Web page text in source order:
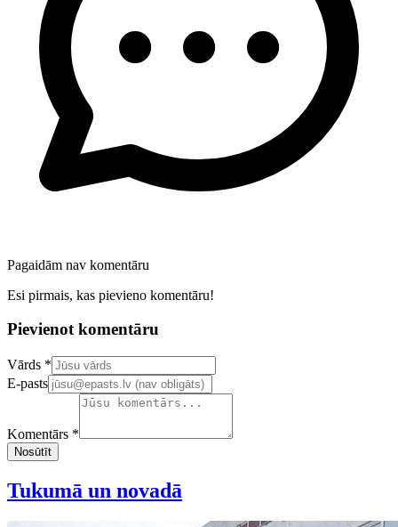
Pagaidām nav komentāru
Esi pirmais, kas pievieno komentāru!
Pievienot komentāru
Confirm your email address
Vārds *
E-pasts
Komentārs *
Nosūtīt
Tukumā un novadā